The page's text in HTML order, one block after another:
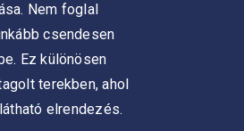
Nem foglal
csendesen
Ez különösen
terekben, ahol
elrendezés.